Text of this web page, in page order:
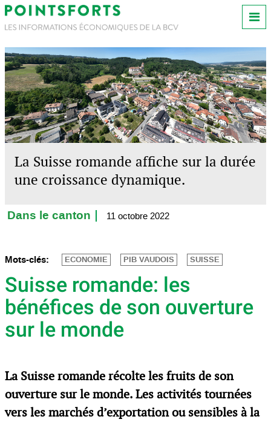
La Suisse romande affiche sur la durée
une croissance dynamique.
Dans le canton 11 octobre 2022
Mots-clés: ECONOMIE PIB VAUDOIS SUISSE
Suisse romande: les
bénéfices de son ouverture
sur le monde
La Suisse romande récolte les fruits de son
ouverture sur le monde. Les activités tournées
vers les marchés d’exportation ou sensibles à la